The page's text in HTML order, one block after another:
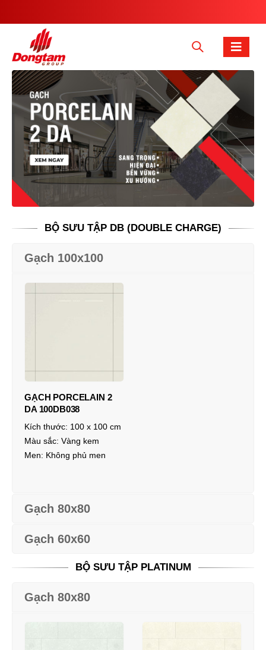
BỘ SƯU TẬP DB (DOUBLE CHARGE)
Gạch 100x100
GẠCH PORCELAIN 2
DA 100DB038
Kích thước: 100 x 100 cm
Màu sắc: Vàng kem
Men: Không phủ men
Gạch 80x80
Gạch 60x60
BỘ SƯU TẬP PLATINUM
Gạch 80x80